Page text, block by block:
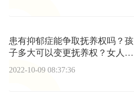
患有抑郁症能争取抚养权吗？孩
子多大可以变更抚养权？女人如
何争取孩子的抚养权？
2022-10-09 08:37:36